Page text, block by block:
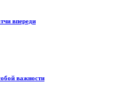
впереди
важности